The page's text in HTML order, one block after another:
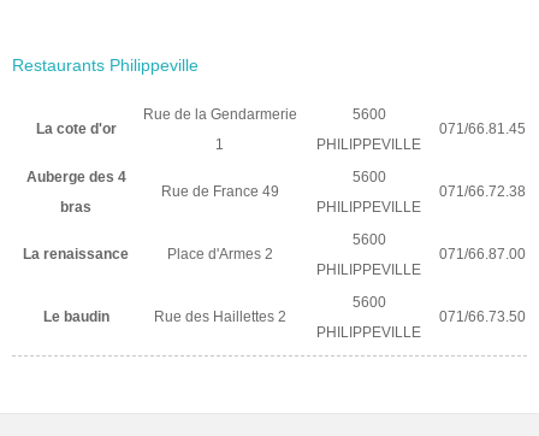
Restaurants Philippeville
La cote d'or
Rue de la Gendarmerie
1
5600
PHILIPPEVILLE
071/66.81.45
Auberge des 4
bras
Rue de France 49
5600
PHILIPPEVILLE
071/66.72.38
La renaissance Place d'Armes 2
5600
PHILIPPEVILLE
071/66.87.00
Le baudin Rue des Haillettes 2
5600
PHILIPPEVILLE
071/66.73.50